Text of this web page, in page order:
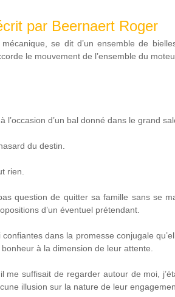
par Beernaert Roger
se dit d’un ensemble de
le mouvement de l’ensemble du
l’occasion d’un bal donné dans le grand
du destin.
rien.
question de quitter sa famille sans se
d’un éventuel prétendant.
dans la promesse conjugale
à la dimension de leur attente.
me suffisait de regarder autour de moi,
illusion sur la nature de leur